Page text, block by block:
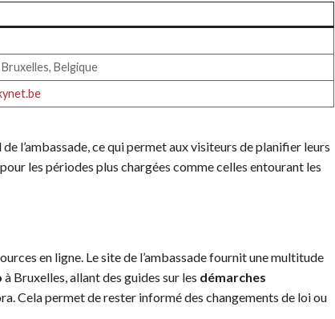
Belgique
l’ambassade, ce qui permet aux visiteurs de planifier leurs
les périodes plus chargées comme celles entourant les
en ligne. Le site de l’ambassade fournit une multitude
à Bruxelles, allant des guides sur les démarches
Cela permet de rester informé des changements de loi ou